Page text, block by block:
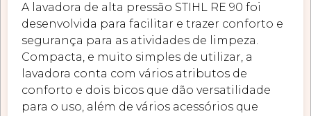
A lavadora de alta pressão STIHL RE 90 foi
desenvolvida para facilitar e trazer conforto e
segurança para as atividades de limpeza.
Compacta, e muito simples de utilizar, a
lavadora conta com vários atributos de
conforto e dois bicos que dão versatilidade
para o uso, além de vários acessórios que